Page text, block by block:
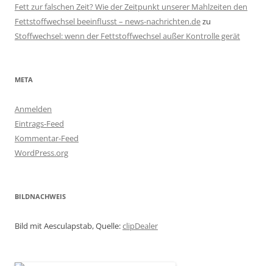
Fett zur falschen Zeit? Wie der Zeitpunkt unserer Mahlzeiten den
Fettstoffwechsel beeinflusst – news-nachrichten.dezu
Stoffwechsel: wenn der Fettstoffwechsel außer Kontrolle gerät
META
Anmelden
Eintrags-Feed
Kommentar-Feed
WordPress.org
BILDNACHWEIS
Bild mit Aesculapstab, Quelle:clipDealer